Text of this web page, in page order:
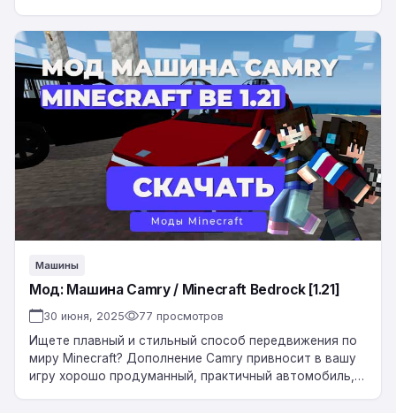
Мод:
Машина
Camry
Minecraft
Bedrock
[1.21]
Машины
Мод: Машина Camry / Minecraft Bedrock [1.21]
30 июня, 2025 77 просмотров
Ищете плавный и стильный способ передвижения по
миру Minecraft? Дополнение Camry привносит в вашу
игру хорошо продуманный, практичный автомобиль,